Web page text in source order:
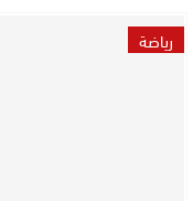
رياضة